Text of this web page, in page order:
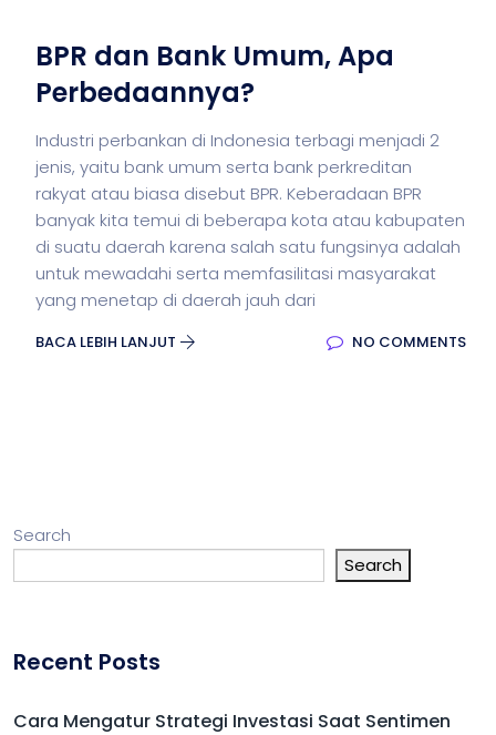
BPR dan Bank Umum, Apa
Perbedaannya?
Industri perbankan di Indonesia terbagi menjadi 2
jenis, yaitu bank umum serta bank perkreditan
rakyat atau biasa disebut BPR. Keberadaan BPR
banyak kita temui di beberapa kota atau kabupaten
di suatu daerah karena salah satu fungsinya adalah
untuk mewadahi serta memfasilitasi masyarakat
yang menetap di daerah jauh dari
BACA LEBIH LANJUT NO COMMENTS
Search
Search
Recent Posts
Cara Mengatur Strategi Investasi Saat Sentimen